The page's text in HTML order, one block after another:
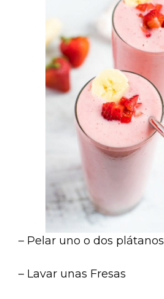
– Pelar uno o dos plátanos
– Lavar unas Fresas